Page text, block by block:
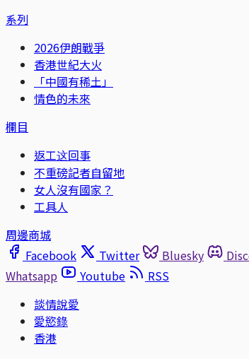
系列
2026伊朗戰爭
香港世紀大火
「中國有稀土」
情色的未來
欄目
返工这回事
不重磅記者自留地
女人沒有國家？
工具人
周邊商城
Facebook
Twitter Bluesky
Whatsapp
Youtube
RSS
談情說愛
愛慾錄
香港